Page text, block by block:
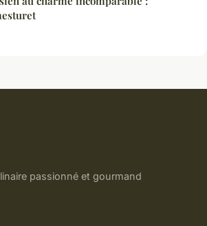
passionné et gourmand